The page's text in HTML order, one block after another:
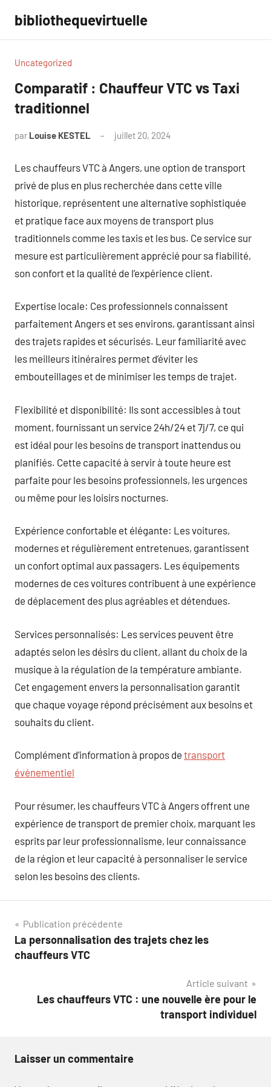
contenu
bibliothequevirtuelle
Uncategorized
Comparatif : Chauffeur VTC vs Taxi
traditionnel
par Louise KESTEL juillet 20, 2024
Les chauffeurs VTC à Angers, une option de transport
privé de plus en plus recherchée dans cette ville
historique, représentent une alternative sophistiquée
et pratique face aux moyens de transport plus
traditionnels comme les taxis et les bus. Ce service sur
mesure est particulièrement apprécié pour sa fiabilité,
son confort et la qualité de l’expérience client.
Expertise locale: Ces professionnels connaissent
parfaitement Angers et ses environs, garantissant ainsi
des trajets rapides et sécurisés. Leur familiarité avec
les meilleurs itinéraires permet d’éviter les
embouteillages et de minimiser les temps de trajet.
Flexibilité et disponibilité: Ils sont accessibles à tout
moment, fournissant un service 24h/24 et 7j/7, ce qui
est idéal pour les besoins de transport inattendus ou
planifiés. Cette capacité à servir à toute heure est
parfaite pour les besoins professionnels, les urgences
ou même pour les loisirs nocturnes.
Expérience confortable et élégante: Les voitures,
modernes et régulièrement entretenues, garantissent
un confort optimal aux passagers. Les équipements
modernes de ces voitures contribuent à une expérience
de déplacement des plus agréables et détendues.
Services personnalisés: Les services peuvent être
adaptés selon les désirs du client, allant du choix de la
musique à la régulation de la température ambiante.
Cet engagement envers la personnalisation garantit
que chaque voyage répond précisément aux besoins et
souhaits du client.
Complément d’information à propos de transport
événementiel
Pour résumer, les chauffeurs VTC à Angers offrent une
expérience de transport de premier choix, marquant les
esprits par leur professionnalisme, leur connaissance
de la région et leur capacité à personnaliser le service
selon les besoins des clients.
Navigation
de
Publication précédente
La personnalisation des trajets chez les
chauffeurs VTC
Article suivant
Les chauffeurs VTC : une nouvelle ère pour le
transport individuel
Laisser un commentaire